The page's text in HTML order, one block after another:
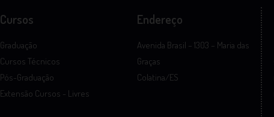
Cursos
Graduação
Cursos Técnicos
Pós-Graduação
Extensão Cursos - Livres
Endereço
Avenida Brasil – 1303 – Maria das
Graças
Colatina/ES